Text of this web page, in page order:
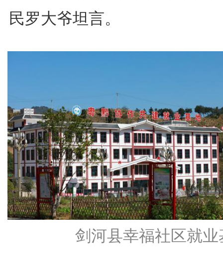
民罗大爷坦言。
剑河县幸福社区就业